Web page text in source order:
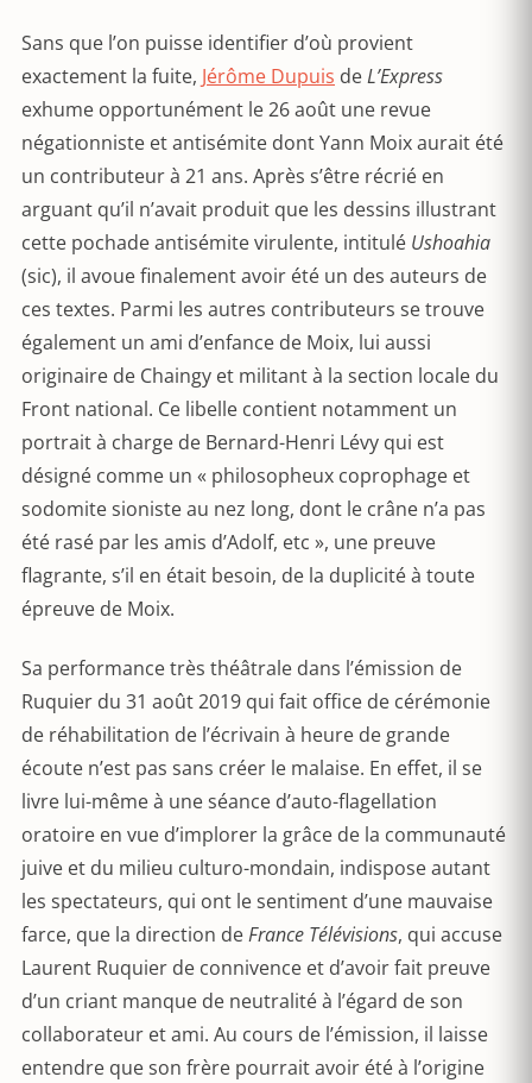
Sans que l’on puisse identifier d’où provient
exactement la fuite, Jérôme Dupuis deL’Express
exhume opportunément le 26 août une revue
négationniste et antisémite dont Yann Moix aurait été
un contributeur à 21 ans. Après s’être récrié en
arguant qu’il n’avait produit que les dessins illustrant
cette pochade antisémite virulente, intitulé Ushoahia
(sic), il avoue finalement avoir été un des auteurs de
ces textes. Parmi les autres contributeurs se trouve
également un ami d’enfance de Moix, lui aussi
originaire de Chaingy et militant à la section locale du
Front national. Ce libelle contient notamment un
portrait à charge de Bernard-Henri Lévy qui est
désigné comme un « philosopheux coprophage et
sodomite sioniste au nez long, dont le crâne n’a pas
été rasé par les amis d’Adolf, etc », une preuve
flagrante, s’il en était besoin, de la duplicité à toute
épreuve de Moix.
Sa performance très théâtrale dans l’émission de
Ruquier du 31 août 2019 qui fait office de cérémonie
de réhabilitation de l’écrivain à heure de grande
écoute n’est pas sans créer le malaise. En effet, il se
livre lui-même à une séance d’auto-flagellation
oratoire en vue d’implorer la grâce de la communauté
juive et du milieu culturo-mondain, indispose autant
les spectateurs, qui ont le sentiment d’une mauvaise
farce, que la direction deFrance Télévisions, qui accuse
Laurent Ruquier de connivence et d’avoir fait preuve
d’un criant manque de neutralité à l’égard de son
collaborateur et ami. Au cours de l’émission, il laisse
entendre que son frère pourrait avoir été à l’origine